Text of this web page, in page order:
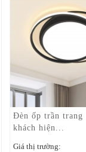
Đèn ốp trần trang
khách hiện...
Giá thị trường: